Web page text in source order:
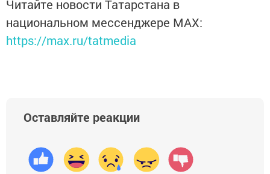
Читайте новости Татарстана в
национальном мессенджере MАХ:
https://max.ru/tatmedia
Оставляйте реакции